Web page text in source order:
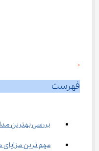
0
فهرست
بررسی بهترین
مهم ترین مزایای